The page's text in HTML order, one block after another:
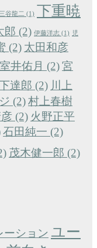
三谷龍二 (1) 下重暁
郎 (2) 伊藤洋志 (1) 児
(2) 太田和彦
室井佑月 (2)宮
達郎 (2) 川上
(2)村上春樹
(2) 火野正平
石田純一 (2)
茂木健一郎 (2)
ーション ユー